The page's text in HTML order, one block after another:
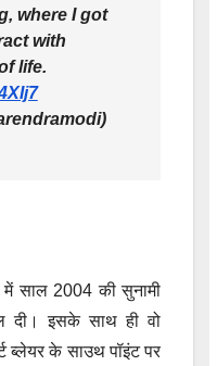
where I got
with
life.
में साल 2004 की सुनामी
दी। इसके साथ ही वो
ब्लेयर के साउथ पॉइंट पर